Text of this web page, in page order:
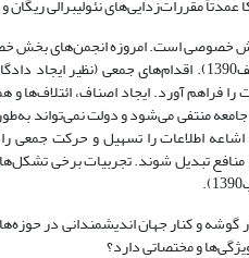
خصوصی است. امروزه انجمن‌های بخش
بازیگران اصلی فرایند تصمیم‌گیری هستند (نصیری‌اقدم و
را فراهم آورد. ایجاد اصناف،
جامعه منتفی می‌شود و دولت نمی‌تواند
اطلاعات را تسهیل و حرکت جمعی
تبدیل شوند. تجربیات برخی
گوشه و کنار جهان اندیشمندانی در
و مختصاتی دارد؟